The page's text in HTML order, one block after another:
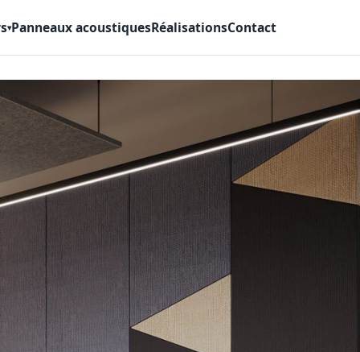
▾Panneaux acoustiquesRéalisationsContact